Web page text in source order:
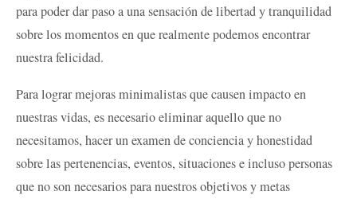
para poder dar paso a una sensación de libertad y tranquilidad
sobre los momentos en que realmente podemos encontrar
nuestra felicidad.
Para lograr mejoras minimalistas que causen impacto en
nuestras vidas, es necesario eliminar aquello que no
necesitamos, hacer un examen de conciencia y honestidad
sobre las pertenencias, eventos, situaciones e incluso personas
que no son necesarios para nuestros objetivos y metas